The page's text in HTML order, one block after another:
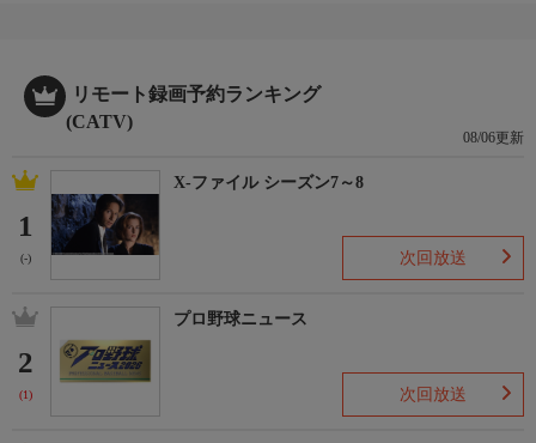
リモート録画予約ランキング
(CATV)
08/06更新
1
(-)
X-ファイル シーズン7～8
次回放送
2
(1)
プロ野球ニュース
次回放送